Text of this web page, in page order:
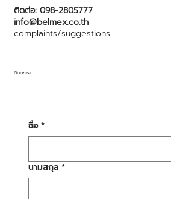
ติดต่อ: 098-2805777
info@belmex.co.th
complaints/suggestions.
ชื่อ*
นามสกุล *
ติดต่อเรา